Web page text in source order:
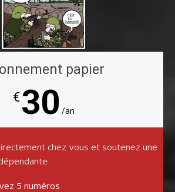
papier
€30 /an
chez vous et soutenez une
5 numéros